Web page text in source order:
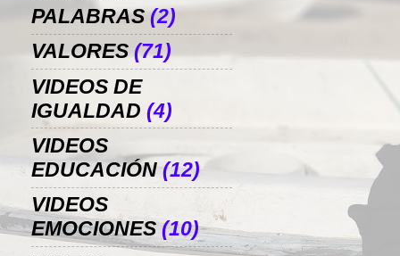
PALABRAS (2)
VALORES (71)
VIDEOS DE
IGUALDAD (4)
VIDEOS
EDUCACIÓN (12)
VIDEOS
EMOCIONES (10)